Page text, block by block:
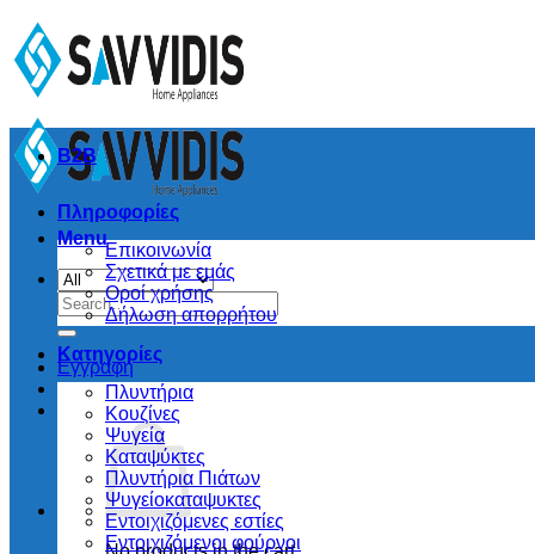
Menu
Search
for:
Εγγραφή
B2B
Πληροφορίες
Επικοινωνία
Σχετικά με εμάς
Οροί χρήσης
Δήλωση απορρήτου
Κατηγορίες
Πλυντήρια
Κουζίνες
Ψυγεία
Καταψύκτες
Πλυντήρια Πιάτων
Ψυγείοκαταψυκτες
Εντοιχιζόμενες εστίες
Εντοιχιζόμενοι φούρνοι